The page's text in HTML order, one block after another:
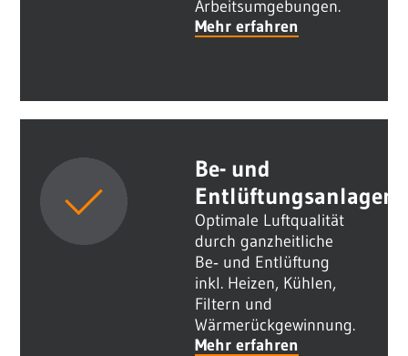
Arbeitsumgebungen.
Mehr erfahren
Be- und
Entlüftungsanlagen
Optimale Luftqualität
durch ganzheitliche
Be‑ und Entlüftung
inkl. Heizen, Kühlen,
Filtern und
Wärmerückgewinnung.
Mehr erfahren